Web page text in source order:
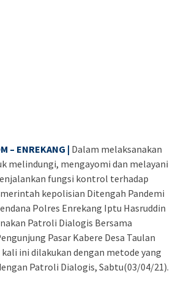
– ENREKANG | Dalam melaksanakan
melindungi, mengayomi dan melayani
fungsi kontrol terhadap
kepolisian Ditengah Pandemi
Polres Enrekang Iptu Hasruddin
Patroli Dialogis Bersama
Pasar Kabere Desa Taulan
ini dilakukan dengan metode yang
Patroli Dialogis, Sabtu(03/04/21).